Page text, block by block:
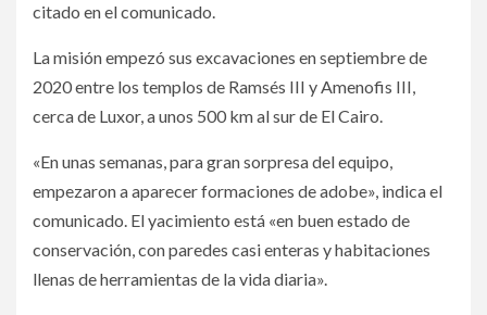
citado en el comunicado.
La misión empezó sus excavaciones en septiembre de
2020 entre los templos de Ramsés III y Amenofis III,
cerca de Luxor, a unos 500 km al sur de El Cairo.
«En unas semanas, para gran sorpresa del equipo,
empezaron a aparecer formaciones de adobe», indica el
comunicado. El yacimiento está «en buen estado de
conservación, con paredes casi enteras y habitaciones
llenas de herramientas de la vida diaria».